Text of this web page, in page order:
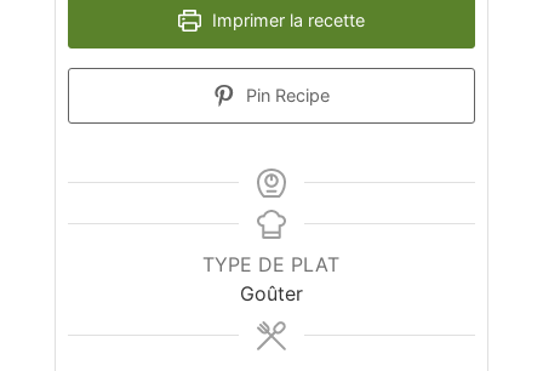
Imprimer la recette
Pin Recipe
TYPE DE PLAT
Goûter